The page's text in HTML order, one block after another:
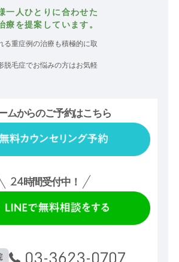
一人ひとりに合わせた
療を提案しています。
る重症例の治療も積極的に取
脱毛症でお悩みの方はお気軽
ムからのご予約はこちら
24時間受付中！